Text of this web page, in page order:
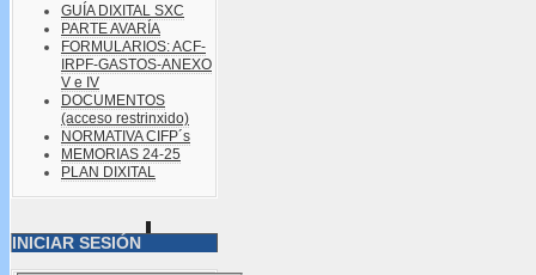
GUÍA DIXITAL SXC
PARTE AVARÍA
FORMULARIOS: ACF-
IRPF-GASTOS-ANEXO
V e IV
DOCUMENTOS
(acceso restrinxido)
NORMATIVA CIFP´s
MEMORIAS 24-25
PLAN DIXITAL
INICIAR SESIÓN